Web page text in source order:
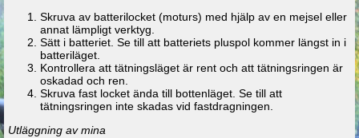
Skruva av batterilocket (moturs) med hjälp av en mejsel eller
annat lämpligt verktyg.
Sätt i batteriet. Se till att batteriets pluspol kommer längst in i
batteriläget.
Kontrollera att tätningsläget är rent och att tätningsringen är
oskadad och ren.
Skruva fast locket ända till bottenläget. Se till att
tätningsringen inte skadas vid fastdragningen.
Utläggning av mina